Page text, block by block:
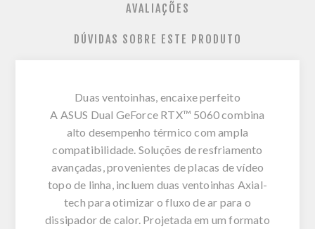
AVALIAÇÕES
DÚVIDAS SOBRE ESTE PRODUTO
Duas ventoinhas, encaixe perfeito
A ASUS Dual GeForce RTX™ 5060 combina
alto desempenho térmico com ampla
compatibilidade. Soluções de resfriamento
avançadas, provenientes de placas de vídeo
topo de linha, incluem duas ventoinhas Axial-
tech para otimizar o fluxo de ar para o
dissipador de calor. Projetada em um formato